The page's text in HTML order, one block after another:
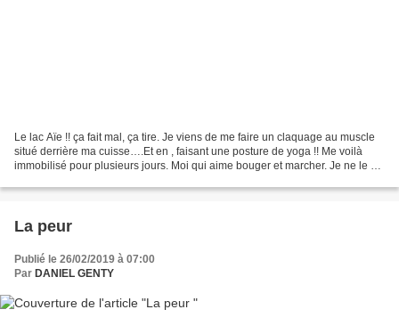
Le lac Aïe !! ça fait mal, ça tire. Je viens de me faire un claquage au muscle
situé derrière ma cuisse….Et en , faisant une posture de yoga !! Me voilà
immobilisé pour plusieurs jours. Moi qui aime bouger et marcher. Je ne le vis
La peur
Publié le 26/02/2019 à 07:00
Par DANIEL GENTY